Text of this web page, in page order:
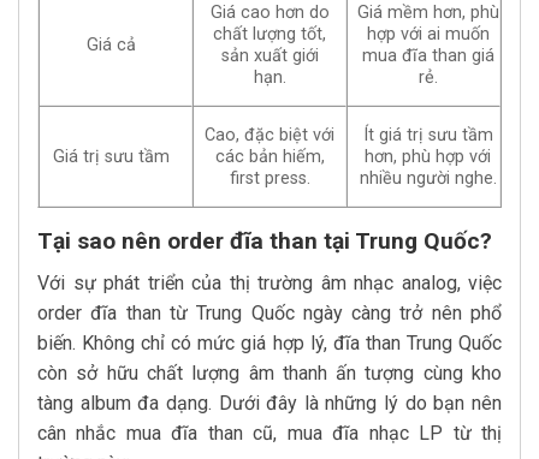
Giá cả
Giá cao hơn do
chất lượng tốt,
sản xuất giới
hạn.
Giá mềm hơn, phù
hợp với ai muốn
mua đĩa than giá
rẻ.
Giá trị sưu tầm
Cao, đặc biệt với
các bản hiếm,
first press.
Ít giá trị sưu tầm
hơn, phù hợp với
nhiều người nghe.
Tại sao nên order đĩa than tại Trung Quốc?
Với sự phát triển của thị trường âm nhạc analog, việc
order đĩa than từ Trung Quốc ngày càng trở nên phổ
biến. Không chỉ có mức giá hợp lý, đĩa than Trung Quốc
còn sở hữu chất lượng âm thanh ấn tượng cùng kho
tàng album đa dạng. Dưới đây là những lý do bạn nên
cân nhắc mua đĩa than cũ, mua đĩa nhạc LP từ thị